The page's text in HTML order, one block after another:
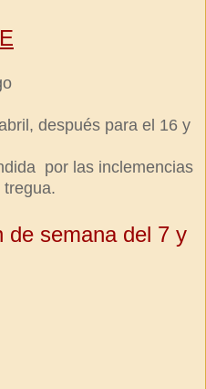
después para el 16 y
por las inclemencias
de semana del 7 y